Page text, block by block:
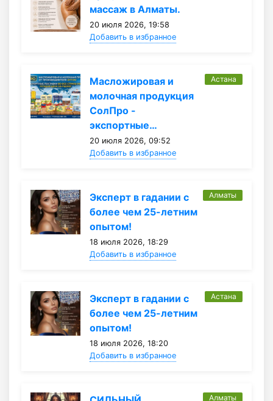
массаж в Алматы.
20 июля 2026, 19:58
Добавить в избранное
Масложировая и
молочная продукция
СолПро -
экспортные…
20 июля 2026, 09:52
Добавить в избранное
Астана
Эксперт в гадании с
более чем 25-летним
опытом!
18 июля 2026, 18:29
Добавить в избранное
Алматы
Эксперт в гадании с
более чем 25-летним
опытом!
18 июля 2026, 18:20
Добавить в избранное
Астана
Алматы